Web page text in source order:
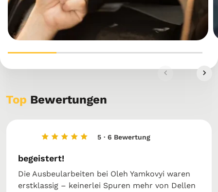
Top Bewertungen
5 · 6 Bewertung
begeistert!
Die Ausbeularbeiten bei Oleh Yamkovyi waren
erstklassig – keinerlei Spuren mehr von Dellen